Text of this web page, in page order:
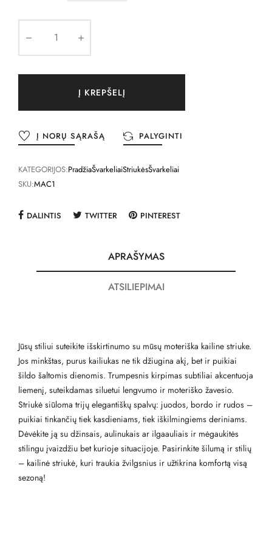
Į KREPŠELĮ
Į NORŲ SĄRAŠĄ PALYGINTI
KATEGORIJOS:PradžiaŠvarkeliaiStriukėsŠvarkeliai
SKU:MAC1
DALINTIS TWITTER PINTEREST
APRAŠYMAS
ATSILIEPIMAI
Jūsų stiliui suteikite išskirtinumo su mūsų moteriška kailine striuke.
Jos minkštas, purus kailiukas ne tik džiugina akį, bet ir puikiai
šildo šaltomis dienomis. Trumpesnis kirpimas subtiliai akcentuoja
liemenį, suteikdamas siluetui lengvumo ir moteriško žavesio.
Striukė siūloma trijų elegantiškų spalvų: juodos, bordo ir rudos –
puikiai tinkančių tiek kasdieniams, tiek iškilmingiems deriniams.
Dėvėkite ją su džinsais, aulinukais ar ilgaauliais ir mėgaukitės
stilingu įvaizdžiu bet kurioje situacijoje. Pasirinkite šilumą ir stilių
– kailinė striukė, kuri traukia žvilgsnius ir užtikrina komfortą visą
sezoną!